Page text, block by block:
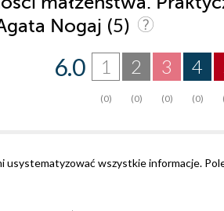
Nogaj (5)
4
(0)
3
(0)
2
(0)
1
(0)
6.0
usystematyzować wszystkie informacje.